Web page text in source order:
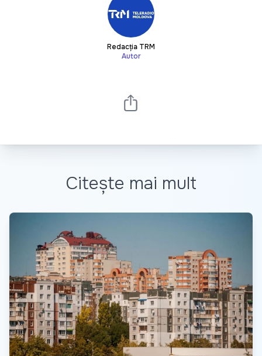
Redacția TRM
Autor
Citește mai mult